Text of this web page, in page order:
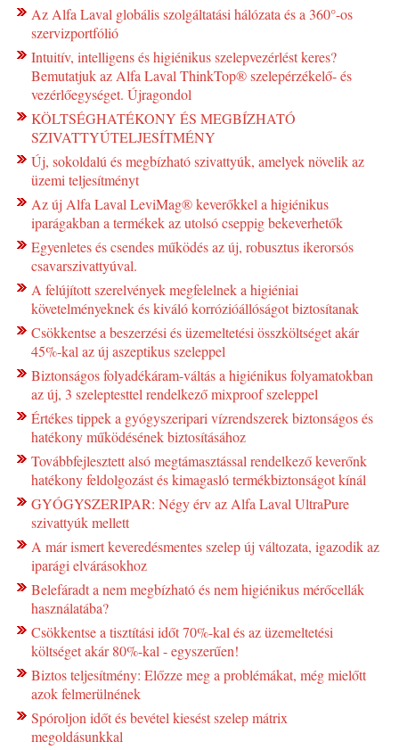
Az Alfa Laval globális szolgáltatási hálózata és a 360°-os
szervizportfólió
Intuitív, intelligens és higiénikus szelepvezérlést keres?
Bemutatjuk az Alfa Laval ThinkTop® szelepérzékelő- és
vezérlőegységet. Újragondol
KÖLTSÉGHATÉKONY ÉS MEGBÍZHATÓ
SZIVATTYÚTELJESÍTMÉNY
Új, sokoldalú és megbízható szivattyúk, amelyek növelik az
üzemi teljesítményt
Az új Alfa Laval LeviMag® keverőkkel a higiénikus
iparágakban a termékek az utolsó cseppig bekeverhetők
Egyenletes és csendes működés az új, robusztus ikerorsós
csavarszivattyúval.
A felújított szerelvények megfelelnek a higiéniai
követelményeknek és kiváló korrózióállóságot biztosítanak
Csökkentse a beszerzési és üzemeltetési összköltséget akár
45%-kal az új aszeptikus szeleppel
Biztonságos folyadékáram-váltás a higiénikus folyamatokban
az új, 3 szeleptesttel rendelkező mixproof szeleppel
Értékes tippek a gyógyszeripari vízrendszerek biztonságos és
hatékony működésének biztosításához
Továbbfejlesztett alsó megtámasztással rendelkező keverőnk
hatékony feldolgozást és kimagasló termékbiztonságot kínál
GYÓGYSZERIPAR: Négy érv az Alfa Laval UltraPure
szivattyúk mellett
A már ismert keveredésmentes szelep új változata, igazodik az
iparági elvárásokhoz
Belefáradt a nem megbízható és nem higiénikus mérőcellák
használatába?
Csökkentse a tisztítási időt 70%-kal és az üzemeltetési
költséget akár 80%-kal - egyszerűen!
Biztos teljesítmény: Előzze meg a problémákat, még mielőtt
azok felmerülnének
Spóroljon időt és bevétel kiesést szelep mátrix
megoldásunkkal